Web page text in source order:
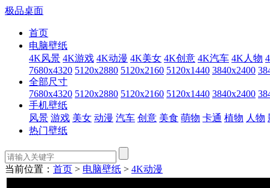
极品桌面
首页
电脑壁纸
4K风景 4K游戏 4K动漫 4K美女 4K创意 4K汽车 4K人物
7680x4320 5120x2880 5120x2160 5120x1440 3840x2400
全部尺寸
7680x4320 5120x2880 5120x2160 5120x1440 3840x2400
手机壁纸
风景 游戏 美女 动漫 汽车 创意 美食 萌物 卡通 植物 人物
热门壁纸
当前位置： 首页 > 电脑壁纸 > 4K动漫